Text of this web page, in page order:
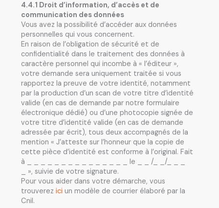
4.4.1 Droit d’information, d’accès et de
communication des données
Vous avez la possibilité d’accéder aux données
personnelles qui vous concernent.
En raison de l’obligation de sécurité et de
confidentialité dans le traitement des données à
caractère personnel qui incombe à « l’éditeur »,
votre demande sera uniquement traitée si vous
rapportez la preuve de votre identité, notamment
par la production d’un scan de votre titre d’identité
valide (en cas de demande par notre formulaire
électronique dédié) ou d’une photocopie signée de
votre titre d’identité valide (en cas de demande
adressée par écrit), tous deux accompagnés de la
mention « J’atteste sur l’honneur que la copie de
cette pièce d’identité est conforme à l’original. Fait
à _ _ _ _ _ _ _ _ _ _ _ _ _ _ _ le _ _ /_ _/_ _ _
_ », suivie de votre signature.
Pour vous aider dans votre démarche, vous
trouverez ici un modèle de courrier élaboré par la
Cnil.